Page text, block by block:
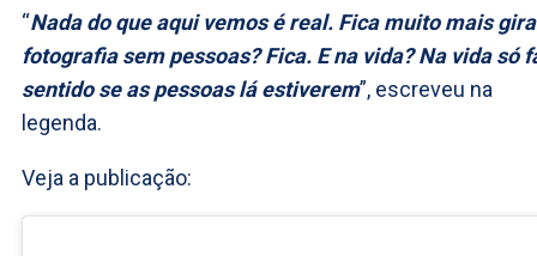
“Nada do que aqui vemos é real. Fica muito mais
fotografia sem pessoas? Fica. E na vida? Na vida só
sentido se as pessoas lá estiverem”, escreveu na
legenda.
Veja a publicação: